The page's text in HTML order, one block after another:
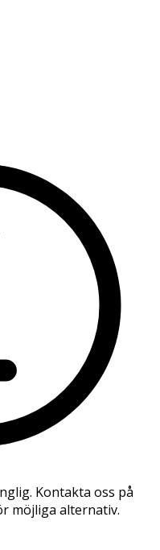
Kontakta oss på
möjliga alternativ.